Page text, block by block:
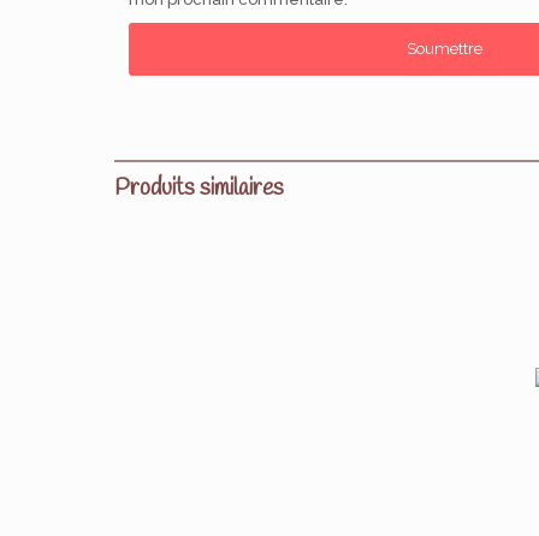
Produits similaires